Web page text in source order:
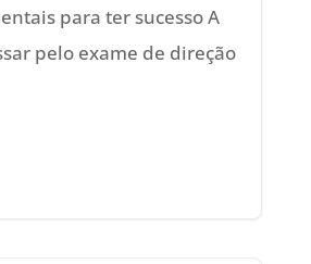
para ter sucesso A
pelo exame de direção